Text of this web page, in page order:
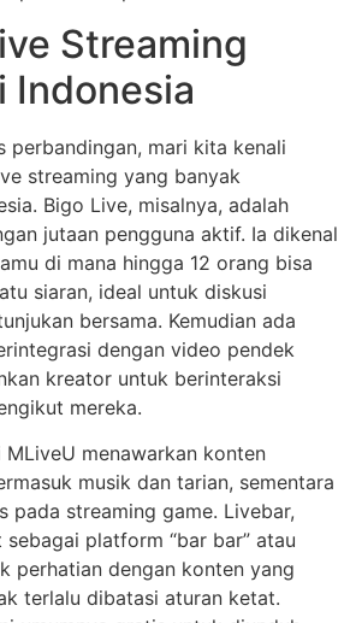
Streaming
Indonesia
perbandingan, mari kita kenali
streaming yang banyak
Bigo Live, misalnya, adalah
jutaan pengguna aktif. Ia dikenal
di mana hingga 12 orang bisa
siaran, ideal untuk diskusi
bersama. Kemudian ada
dengan video pendek
kreator untuk berinteraksi
mereka.
menawarkan konten
musik dan tarian, sementara
pada streaming game. Livebar,
platform “bar bar” atau
perhatian dengan konten yang
terlalu dibatasi aturan ketat.